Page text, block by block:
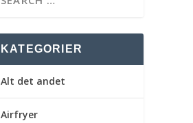
KATEGORIER
Alt det andet
Airfryer